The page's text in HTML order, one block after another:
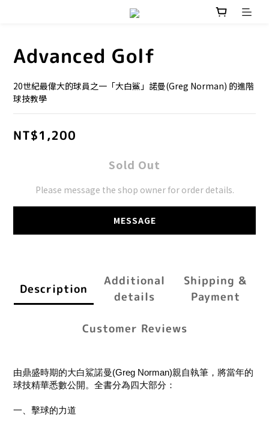
Advanced Golf
20世紀最偉大的球員之一「大白鯊」諾曼(Greg Norman) 的進階
球技教學
NT$1,200
Sold Out
Please message the shop owner for order details.
MESSAGE
Description
Additional
details
Shipping &
Payment
Customer Reviews
由鼎盛時期的大白鯊諾曼(Greg Norman)親自執筆，將當年的
球技精華悉數公開。全書分為四大部分：
一、擊球的力道